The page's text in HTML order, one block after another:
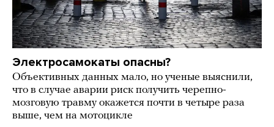
Электросамокаты опасны?
Объективных данных мало, но ученые выяснили,
что в случае аварии риск получить черепно-
мозговую травму окажется почти в четыре раза
выше, чем на мотоцикле